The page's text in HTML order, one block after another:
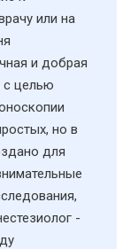
или на
и добрая
с целью
но в
для
-